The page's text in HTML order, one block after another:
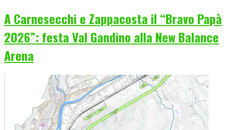
A Carnesecchi e Zappacosta il “Bravo Papà
2026”: festa Val Gandino alla New Balance
Arena